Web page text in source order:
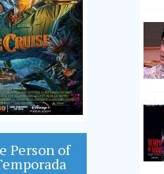
Person of